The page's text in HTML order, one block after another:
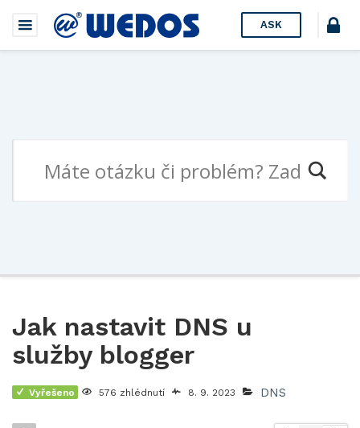
ASK
Jak nastavit DNS u
služby blogger
Vyřešeno 576 zhlédnutí 8. 9. 2023 DNS